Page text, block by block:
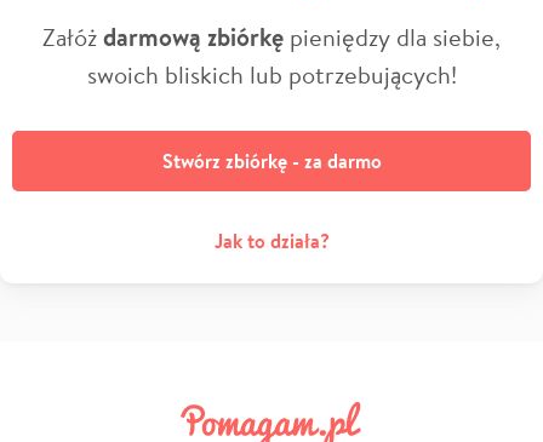
Załóżdarmową zbiórkę pieniędzy dla siebie,
swoich bliskich lub potrzebujących!
Stwórz zbiórkę - za darmo
Jak to działa?